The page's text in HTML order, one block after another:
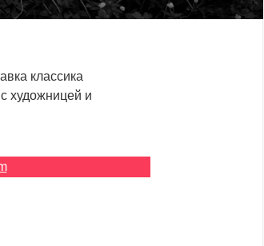
классика
художницей и